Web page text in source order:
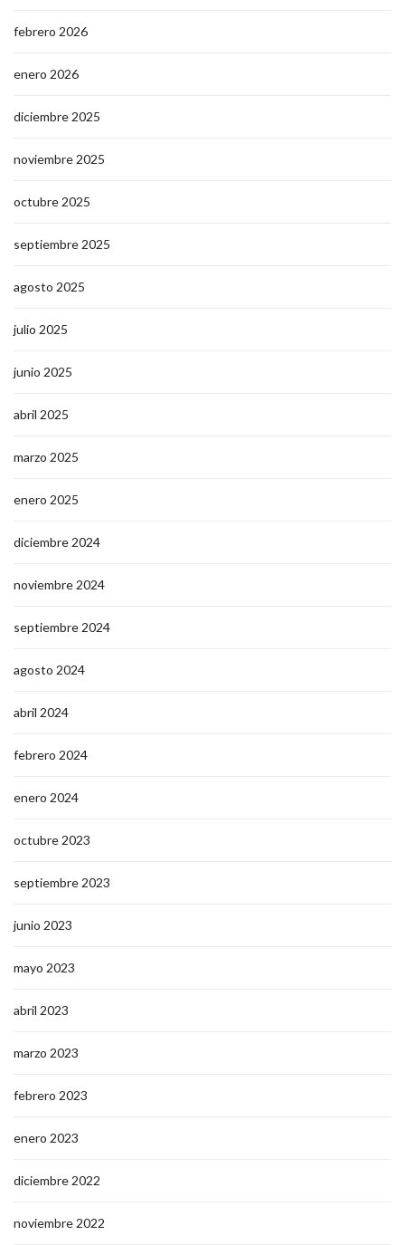
febrero 2026
enero 2026
diciembre 2025
noviembre 2025
octubre 2025
septiembre 2025
agosto 2025
julio 2025
junio 2025
abril 2025
marzo 2025
enero 2025
diciembre 2024
noviembre 2024
septiembre 2024
agosto 2024
abril 2024
febrero 2024
enero 2024
octubre 2023
septiembre 2023
junio 2023
mayo 2023
abril 2023
marzo 2023
febrero 2023
enero 2023
diciembre 2022
noviembre 2022